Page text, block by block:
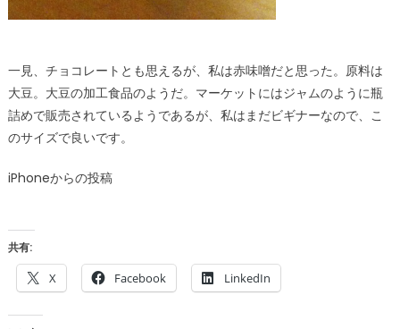
一見、チョコレートとも思えるが、私は赤味噌だと思った。原料は
大豆。大豆の加工食品のようだ。マーケットにはジャムのように瓶
詰めで販売されているようであるが、私はまだビギナーなので、こ
のサイズで良いです。
iPhoneからの投稿
共有:
X Facebook LinkedIn